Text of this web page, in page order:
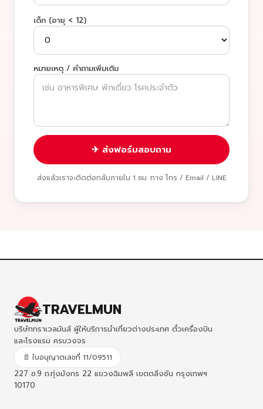
เด็ก (อายุ < 12)
หมายเหตุ / คำถามเพิ่มเติม
✈ ส่งฟอร์มสอบถาม
ส่งแล้วเราจะติดต่อกลับภายใน 1 ชม. ทาง โทร / Email / LINE
TRAVELMUN
บริษัททราเวลมันส์ ผู้ให้บริการนำเที่ยวต่างประเทศ ตั๋วเครื่องบิน
และโรงแรม ครบวงจร
📄 ใบอนุญาตเลขที่ 11/09511
227 ซ.9 ถ.ทุ่งมังกร 22 แขวงฉิมพลี เขตตลิ่งชัน กรุงเทพฯ
10170